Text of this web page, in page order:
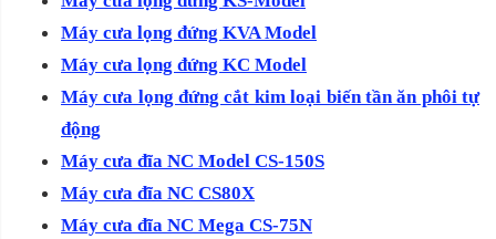
Máy cưa lọng đứng KVA Model
Máy cưa lọng đứng KC Model
Máy cưa lọng đứng cắt kim loại biến tần ăn phôi tự
động
Máy cưa đĩa NC Model CS-150S
Máy cưa đĩa NC CS80X
Máy cưa đĩa NC Mega CS-75N